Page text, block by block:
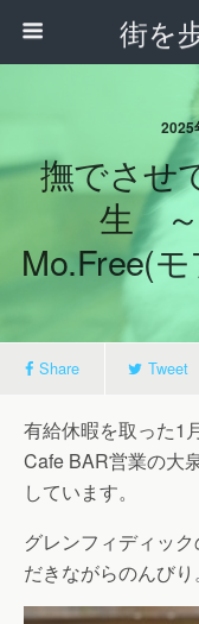
街を
2025
撫でさせ
生 ～
Mo.free(モ
Share Tweet
有給休暇を取った1
Cafe BAR営業の大
しています。
グレンフィディッ
だきながらのんびり。